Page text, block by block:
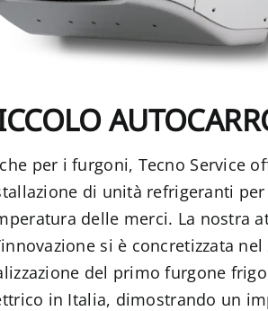
per i furgoni, Tecno Service
di unità refrigeranti
delle merci. La nostra
si è concretizzata nel
del primo furgone
in Italia, dimostrando un